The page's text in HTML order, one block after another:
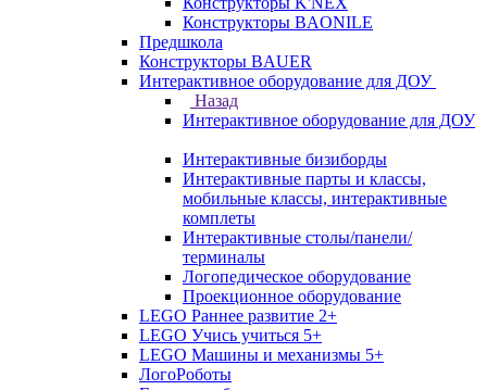
Конструкторы BAONILE
Предшкола
Конструкторы BAUER
Интерактивное оборудование для ДОУ
Назад
Интерактивное оборудование для ДОУ
Интерактивные бизиборды
Интерактивные парты и классы,
мобильные классы, интерактивные
комплеты
Интерактивные столы/панели/
терминалы
Логопедическое оборудование
Проекционное оборудование
LEGO Раннее развитие 2+
LEGO Учись учиться 5+
LEGO Машины и механизмы 5+
ЛогоРоботы